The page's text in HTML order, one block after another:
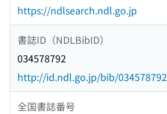
https://ndlsearch.ndl.go.jp
書誌ID（NDLBibID）
034578792
http://id.ndl.go.jp/bib/034578792
全国書誌番号